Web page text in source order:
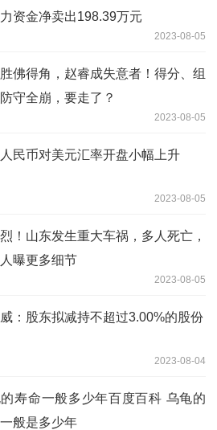
资金净卖出198.39万元
2023-08-05
佛得角，赵睿成失意者！得分、组
守全崩，要走了？
2023-08-05
民币对美元汇率开盘小幅上升
2023-08-05
！山东发生重大车祸，多人死亡，
曝更多细节
2023-08-05
：股东拟减持不超过3.00%的股份
2023-08-04
寿命一般多少年百度百科 乌龟的
般是多少年